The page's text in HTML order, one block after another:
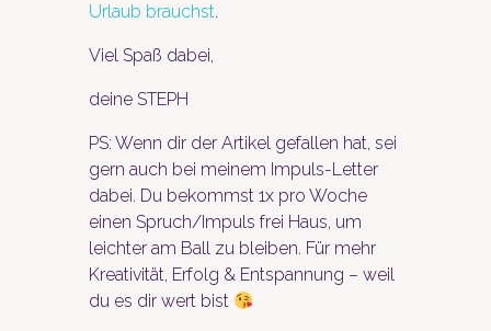
Urlaub brauchst.
Viel Spaß dabei,
deine STEPH
PS: Wenn dir der Artikel gefallen hat, sei
gern auch bei meinem Impuls-Letter
dabei. Du bekommst 1x pro Woche
einen Spruch/Impuls frei Haus, um
leichter am Ball zu bleiben. Für mehr
Kreativität, Erfolg & Entspannung – weil
du es dir wert bist